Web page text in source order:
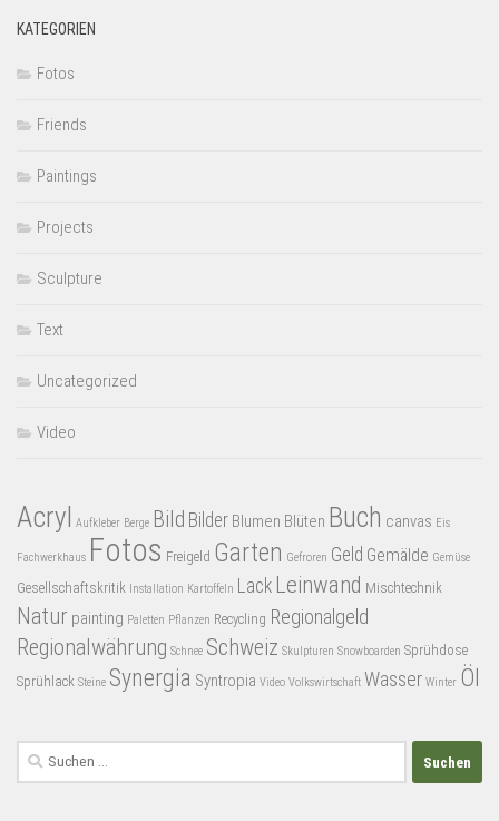
KATEGORIEN
Fotos
Friends
Paintings
Projects
Sculpture
Text
Uncategorized
Video
Acryl Aufkleber Berge Bild Bilder Blumen Blüten Buch canvas Eis
Fachwerkhaus Fotos Freigeld Garten Gefroren Geld Gemälde Gemüse
Gesellschaftskritik Installation Kartoffeln Lack Leinwand Mischtechnik
Natur painting Paletten Pflanzen Recycling Regionalgeld
Regionalwährung Schnee Schweiz Skulpturen Snowboarden Sprühdose
Sprühlack Steine Synergia Syntropia Video Volkswirtschaft Wasser Winter Öl
Suchen
nach: